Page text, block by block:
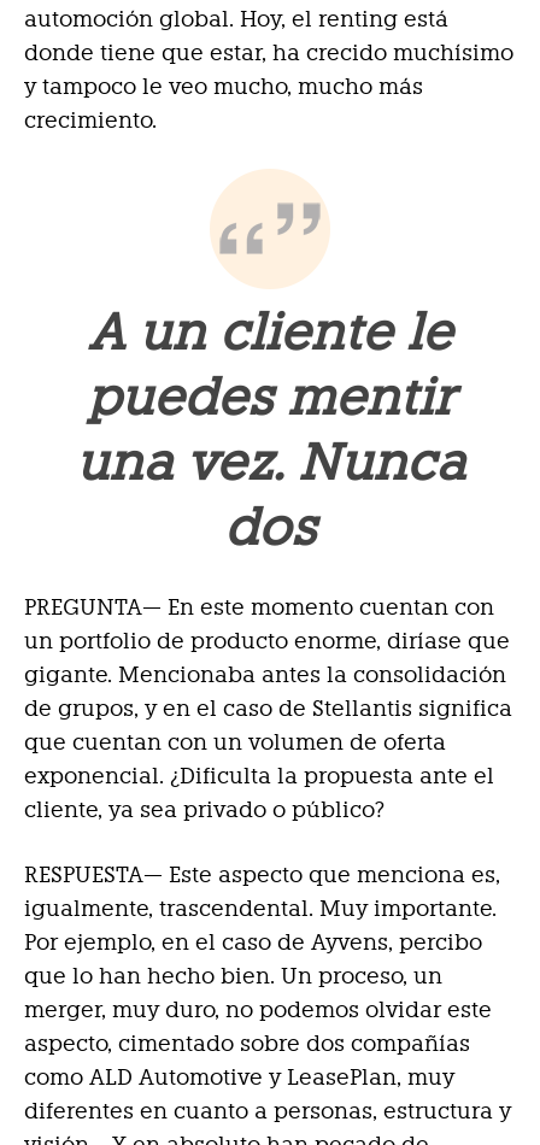
automoción global. Hoy, el renting está
donde tiene que estar, ha crecido muchísimo
y tampoco le veo mucho, mucho más
crecimiento.
A un cliente le
puedes mentir
una vez. Nunca
dos
PREGUNTA— En este momento cuentan con
un portfolio de producto enorme, diríase que
gigante. Mencionaba antes la consolidación
de grupos, y en el caso de Stellantis significa
que cuentan con un volumen de oferta
exponencial. ¿Dificulta la propuesta ante el
cliente, ya sea privado o público?
RESPUESTA— Este aspecto que menciona es,
igualmente, trascendental. Muy importante.
Por ejemplo, en el caso de Ayvens, percibo
que lo han hecho bien. Un proceso, un
merger, muy duro, no podemos olvidar este
aspecto, cimentado sobre dos compañías
como ALD Automotive y LeasePlan, muy
diferentes en cuanto a personas, estructura y